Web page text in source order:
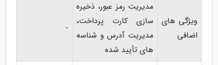
ویژگی های
اضافی
مدیریت رمز عبور، ذخیره
سازی کارت پرداخت،
مدیریت آدرس و شناسه
های تأیید شده
-